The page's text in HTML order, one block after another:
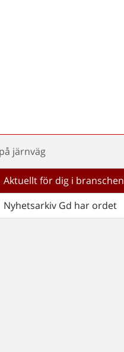
järnväg
Aktuellt för dig i branschen
Nyhetsarkiv Gd har ordet